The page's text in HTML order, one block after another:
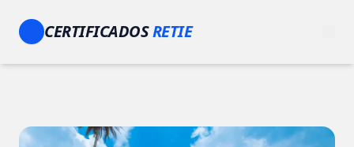
CERTIFICADOSRETIE